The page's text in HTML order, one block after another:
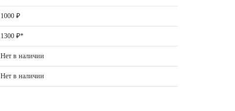
1000 ₽
1300 ₽*
Нет в наличии
Нет в наличии